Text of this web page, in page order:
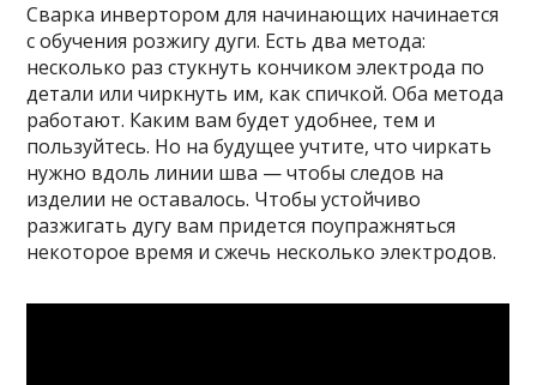
Сварка инвертором для начинающих начинается
с обучения розжигу дуги. Есть два метода:
несколько раз стукнуть кончиком электрода по
детали или чиркнуть им, как спичкой. Оба метода
работают. Каким вам будет удобнее, тем и
пользуйтесь. Но на будущее учтите, что чиркать
нужно вдоль линии шва — чтобы следов на
изделии не оставалось. Чтобы устойчиво
разжигать дугу вам придется поупражняться
некоторое время и сжечь несколько электродов.